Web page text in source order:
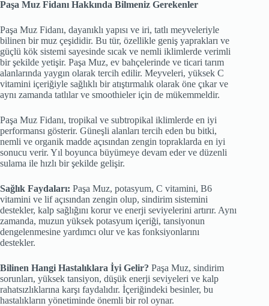
Paşa Muz Fidanı Hakkında Bilmeniz Gerekenler
Paşa Muz Fidanı, dayanıklı yapısı ve iri, tatlı meyveleriyle
bilinen bir muz çeşididir. Bu tür, özellikle geniş yaprakları ve
güçlü kök sistemi sayesinde sıcak ve nemli iklimlerde verimli
bir şekilde yetişir. Paşa Muz, ev bahçelerinde ve ticari tarım
alanlarında yaygın olarak tercih edilir. Meyveleri, yüksek C
vitamini içeriğiyle sağlıklı bir atıştırmalık olarak öne çıkar ve
aynı zamanda tatlılar ve smoothieler için de mükemmeldir.
Paşa Muz Fidanı, tropikal ve subtropikal iklimlerde en iyi
performansı gösterir. Güneşli alanları tercih eden bu bitki,
nemli ve organik madde açısından zengin topraklarda en iyi
sonucu verir. Yıl boyunca büyümeye devam eder ve düzenli
sulama ile hızlı bir şekilde gelişir.
Sağlık Faydaları: Paşa Muz, potasyum, C vitamini, B6
vitamini ve lif açısından zengin olup, sindirim sistemini
destekler, kalp sağlığını korur ve enerji seviyelerini artırır. Aynı
zamanda, muzun yüksek potasyum içeriği, tansiyonun
dengelenmesine yardımcı olur ve kas fonksiyonlarını
destekler.
Bilinen Hangi Hastalıklara İyi Gelir? Paşa Muz, sindirim
sorunları, yüksek tansiyon, düşük enerji seviyeleri ve kalp
rahatsızlıklarına karşı faydalıdır. İçeriğindeki besinler, bu
hastalıkların yönetiminde önemli bir rol oynar.